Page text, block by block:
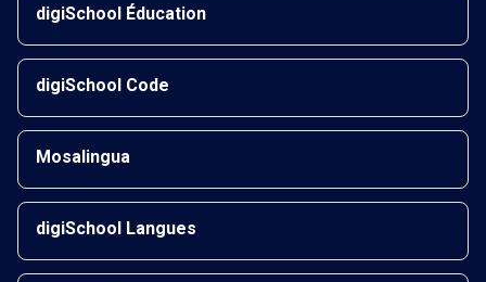
digiSchool Éducation
digiSchool Code
Mosalingua
digiSchool Langues